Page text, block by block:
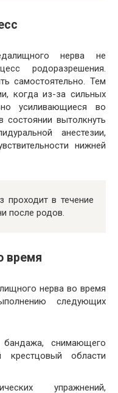
нерва не
родоразрешения.
самостоятельно. Тем
когда из-за сильных
усиливающиеся во
вытолкнуть
анестезии,
нижней
проходит в течение
после родов.
время
нерва во время
следующих
снимающего
крестцовый области
упражнений,